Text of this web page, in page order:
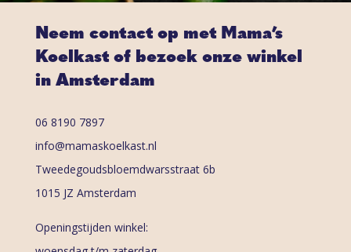
Neem contact op met Mama’s
Koelkast of bezoek onze winkel
in Amsterdam
06 8190 7897
info@mamaskoelkast.nl
Tweedegoudsbloemdwarsstraat 6b
1015 JZ Amsterdam
Openingstijden winkel: